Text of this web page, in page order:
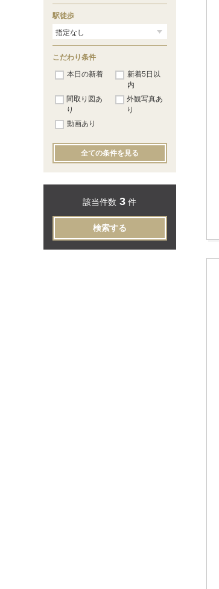
駅徒歩
こだわり条件
本日の新着
新着5日以
内
間取り図あ
り
外観写真あ
り
動画あり
全ての条件を見る
該当件数 3 件
検索する